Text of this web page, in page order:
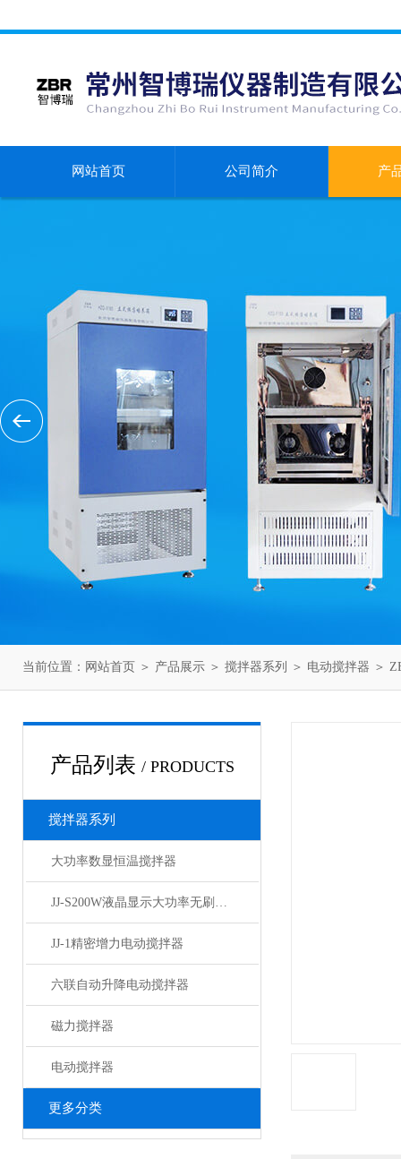
网站首页 公司简介 产
当前位置： 网站首页 ＞ 产品展示 ＞ 搅拌器系列 ＞ 电动搅拌器 ＞
产品列表 / PRODUCTS
搅拌器系列
大功率数显恒温搅拌器
JJ-S200W液晶显示大功率无刷电机搅拌器
JJ-1精密增力电动搅拌器
六联自动升降电动搅拌器
磁力搅拌器
电动搅拌器
更多分类